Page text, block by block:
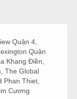
Quận 4
Quận
Khang Điền
The Global
Phan Thiet
Cương